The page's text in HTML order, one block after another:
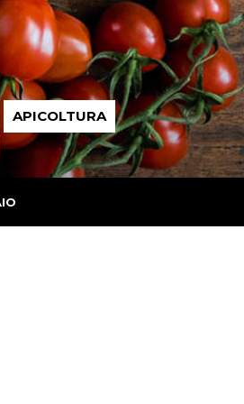
APICOLTURA